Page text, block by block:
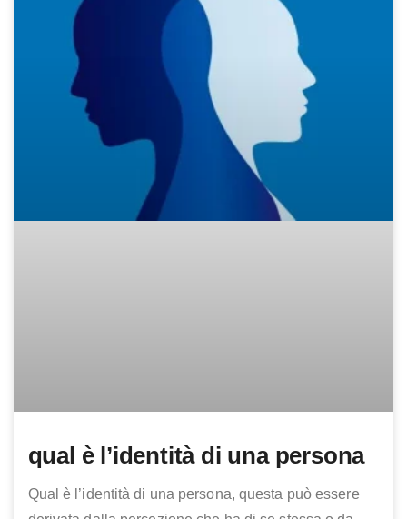
qual è l’identità di una persona
Qual è l’identità di una persona, questa può essere